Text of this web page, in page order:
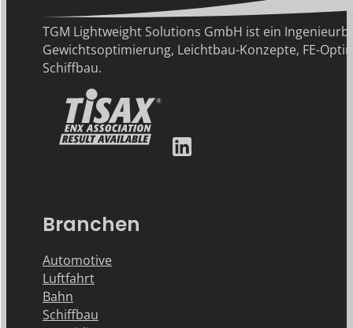
TGM Lightweight Solutions GmbH ist ein
Gewichtsoptimierung, Leichtbau-Konzepte, FE-
Schiffbau.
Branchen
Automotive
Luftfahrt
Bahn
Schiffbau